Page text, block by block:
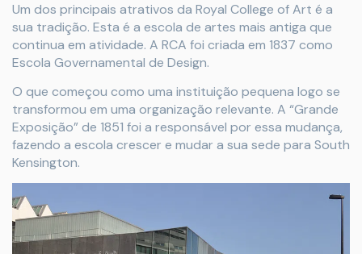
Um dos principais atrativos da Royal College of Art é a
sua tradição. Esta é a escola de artes mais antiga que
continua em atividade. A RCA foi criada em 1837 como
Escola Governamental de Design.
O que começou como uma instituição pequena logo se
transformou em uma organização relevante. A “Grande
Exposição” de 1851 foi a responsável por essa mudança,
fazendo a escola crescer e mudar a sua sede para South
Kensington.